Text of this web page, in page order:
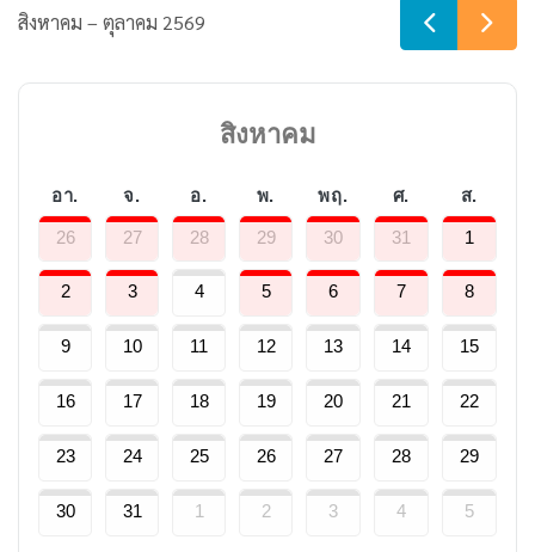
สิงหาคม – ตุลาคม 2569
สิงหาคม
อา. จ. อ. พ. พฤ. ศ. ส.
26 27 28 29 30 31 1
2 3 4 5 6 7 8
9 10 11 12 13 14 15
16 17 18 19 20 21 22
23 24 25 26 27 28 29
30 31 1 2 3 4 5